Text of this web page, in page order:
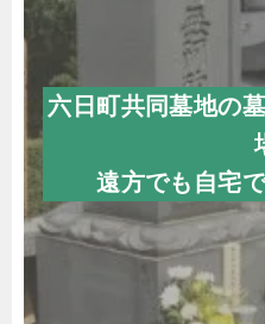
六日町共同墓地の
遠方でも自宅